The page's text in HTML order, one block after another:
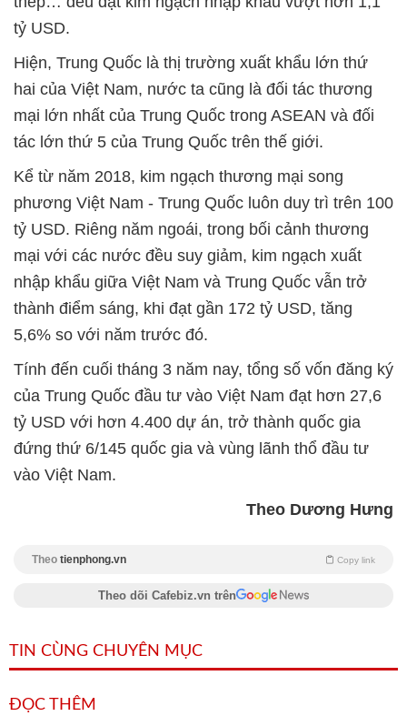
tỷ USD.
Hiện, Trung Quốc là thị trường xuất khẩu lớn thứ
hai của Việt Nam, nước ta cũng là đối tác thương
mại lớn nhất của Trung Quốc trong ASEAN và đối
tác lớn thứ 5 của Trung Quốc trên thế giới.
Kể từ năm 2018, kim ngạch thương mại song
phương Việt Nam - Trung Quốc luôn duy trì trên 100
tỷ USD. Riêng năm ngoái, trong bối cảnh thương
mại với các nước đều suy giảm, kim ngạch xuất
nhập khẩu giữa Việt Nam và Trung Quốc vẫn trở
thành điểm sáng, khi đạt gần 172 tỷ USD, tăng
5,6% so với năm trước đó.
Tính đến cuối tháng 3 năm nay, tổng số vốn đăng ký
của Trung Quốc đầu tư vào Việt Nam đạt hơn 27,6
tỷ USD với hơn 4.400 dự án, trở thành quốc gia
đứng thứ 6/145 quốc gia và vùng lãnh thổ đầu tư
vào Việt Nam.
Theo Dương Hưng
Theo tienphong.vn Copy link
Theo dõi Cafebiz.vn trên
TIN CÙNG CHUYÊN MỤC
ĐỌC THÊM